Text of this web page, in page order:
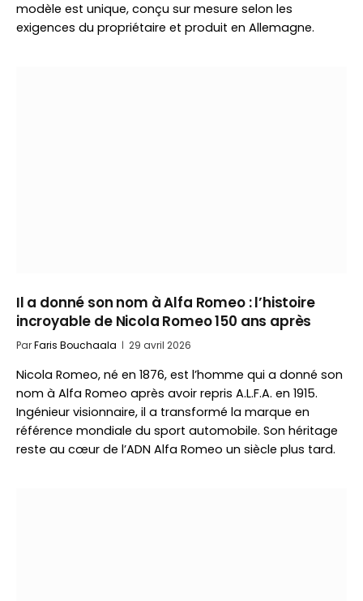
modèle est unique, conçu sur mesure selon les
exigences du propriétaire et produit en Allemagne.
Il a donné son nom à Alfa Romeo : l’histoire
incroyable de Nicola Romeo 150 ans après
ParFaris Bouchaala 29 avril 2026
Nicola Romeo, né en 1876, est l’homme qui a donné son
nom à Alfa Romeo après avoir repris A.L.F.A. en 1915.
Ingénieur visionnaire, il a transformé la marque en
référence mondiale du sport automobile. Son héritage
reste au cœur de l’ADN Alfa Romeo un siècle plus tard.